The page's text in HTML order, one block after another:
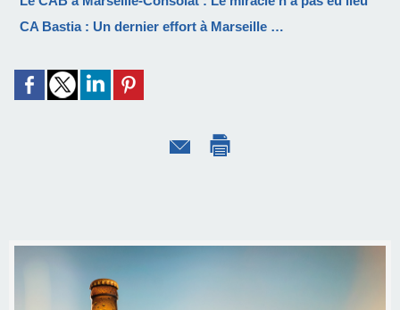
CA Bastia : Un dernier effort à Marseille …